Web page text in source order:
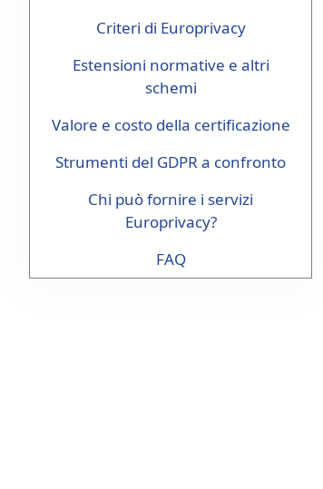
Criteri di Europrivacy
Estensioni normative e altri
schemi
Valore e costo della certificazione
Strumenti del GDPR a confronto
Chi può fornire i servizi
Europrivacy?
FAQ